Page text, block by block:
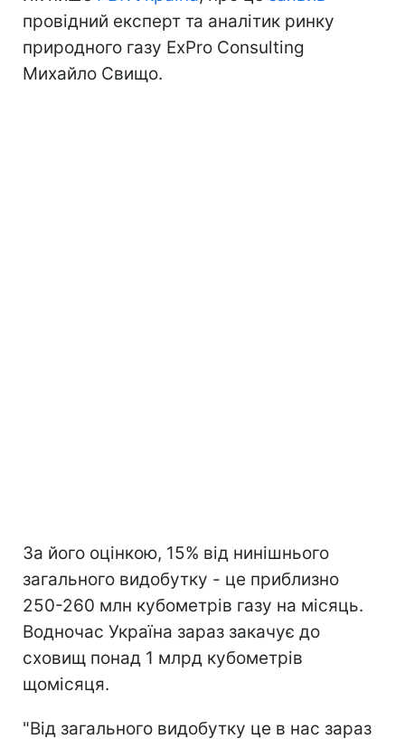
провідний експерт та аналітик ринку
природного газу ExPro Consulting
Михайло Свищо.
За його оцінкою, 15% від нинішнього
загального видобутку - це приблизно
250-260 млн кубометрів газу на місяць.
Водночас Україна зараз закачує до
сховищ понад 1 млрд кубометрів
щомісяця.
"Від загального видобутку це в нас зараз